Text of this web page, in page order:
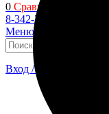
0 Сравнить
8-342-206-72-22
Меню
Вход / Регистрация